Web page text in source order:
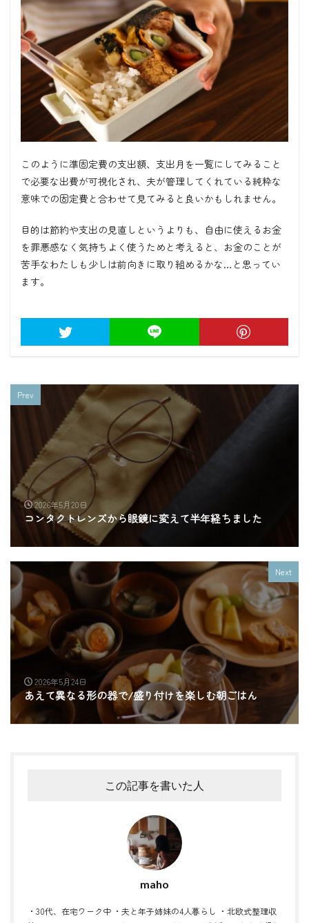
このように準固定費の支出額、支出月を一覧にしてみること
で必要な出費が可視化され、夫が管理してくれている純粋な
意味での固定費と合わせて見てみると良いかもしれません。
目的は節約や支出の見直しというよりも、自由に使えるお金
を罪悪感なく気持ちよく使うためと考えると、お金のことが
苦手なわたしも少しは前向きに取り組めるかな…と思ってい
ます。
Prev
2026年5月20日
コンタクトレンズから眼鏡に変えて半年経ちました
Next
2026年5月24日
あえて異なる形の器で/盛り付けを楽しむ朝ごはん
この記事を書いた人
maho
・30代、在宅ワーク中 ・夫と年子姉妹の4人暮らし ・北欧式整理収